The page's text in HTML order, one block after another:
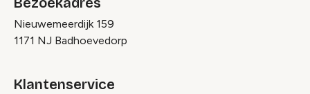
Nieuwemeerdijk 159
1171 NJ Badhoevedorp
Klantenservice